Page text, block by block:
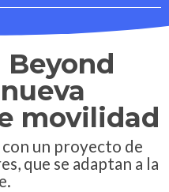
movilidad
con un proyecto de
que se adaptan a la